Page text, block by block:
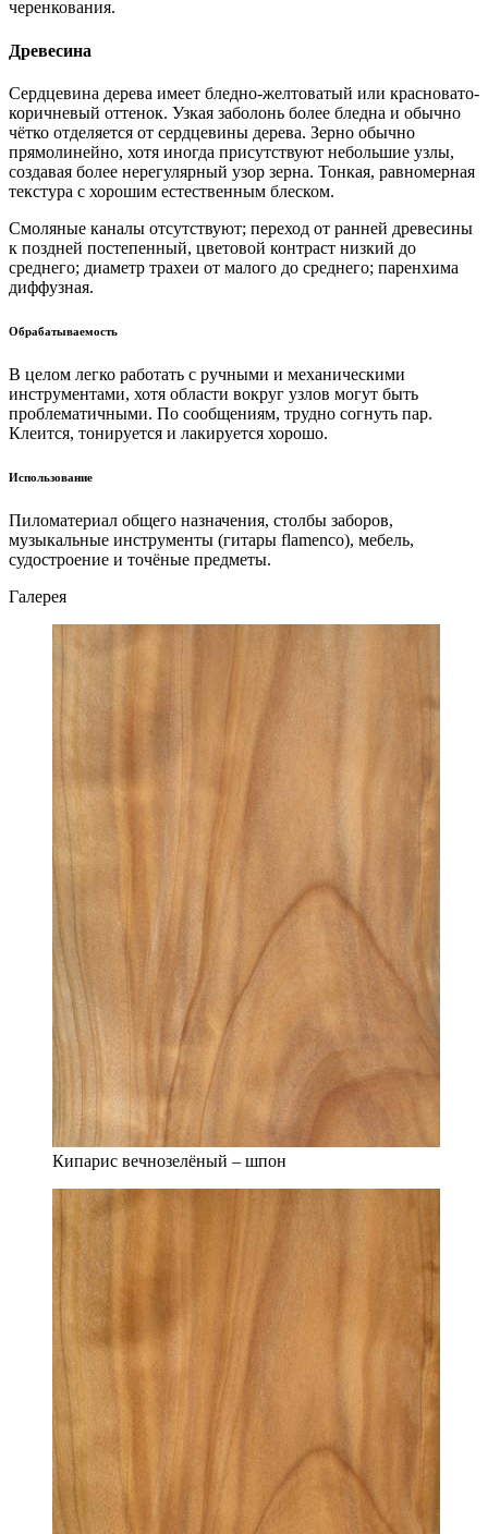
черенкования.
Древесина
Сердцевина дерева имеет бледно-желтоватый или красновато-
коричневый оттенок. Узкая заболонь более бледна и обычно
чётко отделяется от сердцевины дерева. Зерно обычно
прямолинейно, хотя иногда присутствуют небольшие узлы,
создавая более нерегулярный узор зерна. Тонкая, равномерная
текстура с хорошим естественным блеском.
Смоляные каналы отсутствуют; переход от ранней древесины
к поздней постепенный, цветовой контраст низкий до
среднего; диаметр трахеи от малого до среднего; паренхима
диффузная.
Обрабатываемость
В целом легко работать с ручными и механическими
инструментами, хотя области вокруг узлов могут быть
проблематичными. По сообщениям, трудно согнуть пар.
Клеится, тонируется и лакируется хорошо.
Использование
Пиломатериал общего назначения, столбы заборов,
музыкальные инструменты (гитары flamenco), мебель,
судостроение и точёные предметы.
Галерея
Кипарис вечнозелёный – шпон